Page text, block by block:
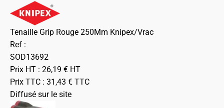
Tenaille Grip Rouge 250Mm Knipex/Vrac
Ref :
SOD13692
Prix HT : 26,19 € HT
Prix TTC : 31,43 € TTC
Diffusé sur le site